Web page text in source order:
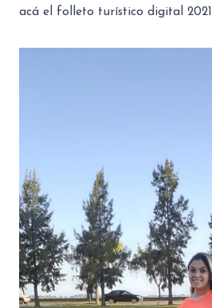
acá el folleto turístico digital 2021